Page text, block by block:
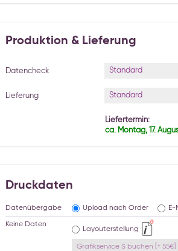
Produktion & Lieferung
Datencheck Standard
Lieferung Standard
Liefertermin:
ca. Montag, 17.
Druckdaten
Datenübergabe Upload nach Order E-
Keine Daten
Layouterstellung
Grafikservice S buchen [+ 55€]